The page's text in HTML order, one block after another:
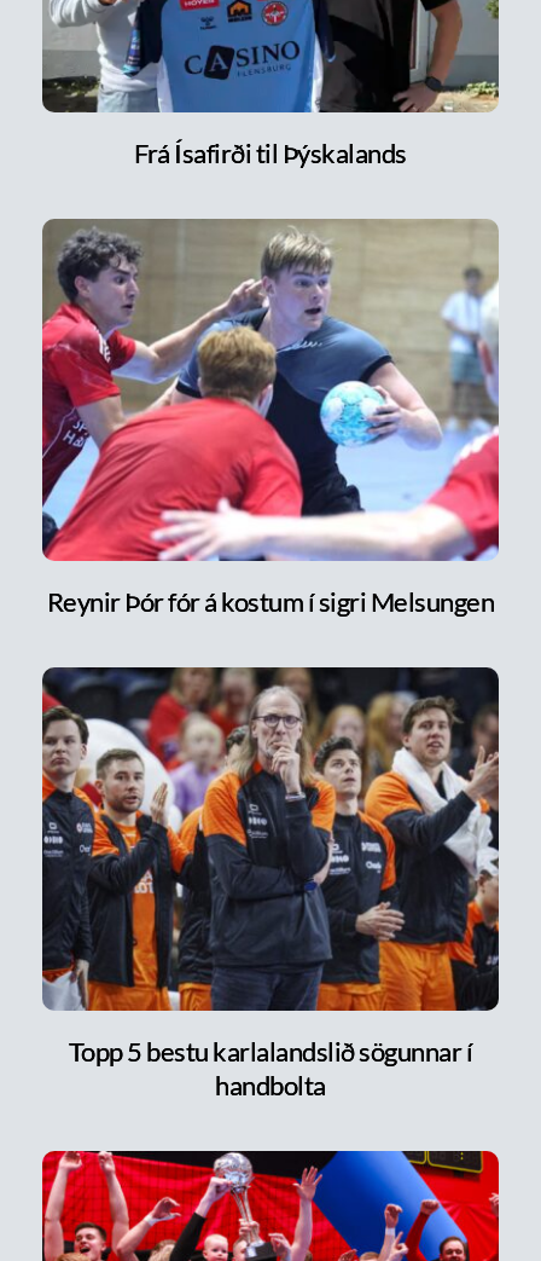
Frá Ísafirði til Þýskalands
Reynir Þór fór á kostum í sigri Melsungen
Topp 5 bestu karlalandslið sögunnar í
handbolta